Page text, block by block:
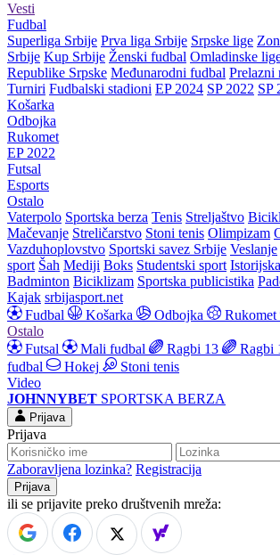
Vesti
Fudbal
Superliga Srbije Prva liga Srbije Srpske lige
Srbije Kup Srbije Ženski fudbal Omladinske
Republike Srpske Međunarodni fudbal Prelazni
Turniri Fudbalski stadioni EP 2024 SP 2022 SP
Košarka
Odbojka
Rukomet
EP 2022
Futsal
Esports
Ostalo
Vaterpolo Sportska berza Tenis Streljaštvo
Mačevanje Streličarstvo Stoni tenis Olimpizam
Vazduhoplovstvo Sportski savez Srbije Veslanje
sport Šah Mediji Boks Studentski sport
Badminton Biciklizam Sportska publicistika
Kajak srbijasport.net
Fudbal
Košarka Odbojka Rukomet
Ostalo
Futsal
Mali fudbal Ragbi 13 Ragbi
fudbal
Hokej
Stoni tenis
Video
JOHNNYBET SPORTSKA BERZA
Prijava
Prijava
Zaboravljena lozinka? Registracija
ili se prijavite preko društvenih mreža: